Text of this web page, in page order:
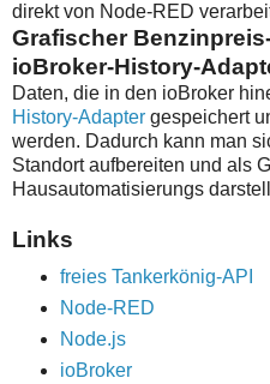
direkt von Node-RED
Grafischer
ioBroker-History-
Daten, die in den ioBroker
History-Adapter gespeichert
werden. Dadurch kann man
Standort aufbereiten und als
Hausautomatisierungs
Links
freies Tankerkönig-API
Node-RED
Node.js
ioBroker